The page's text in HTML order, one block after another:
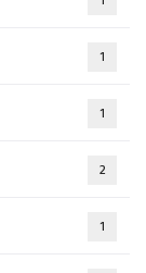
1
1
2
1